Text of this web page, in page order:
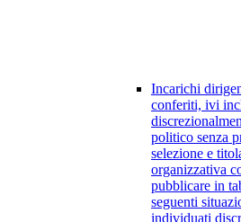
Incarichi
conferiti, ivi
politico senza
selezione e
organizzativa
pubblicare in
seguenti
individuati